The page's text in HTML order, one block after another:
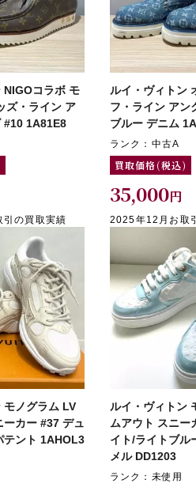
NIGOコラボ モ
ズ・ライン ア
#10 1A81E8
の買取実績
ルイ・ヴィトン
フ・ライン アン
ブルー デニム
ランク：中古A
買取価格(税込)
35,000円
2025年12月お取
モノグラム LV
カー #37 デュ
テント 1AHOL3
ルイ・ヴィトン
ムアウト スニー
イト/ライトブル
メル DD1203
ランク：未使用